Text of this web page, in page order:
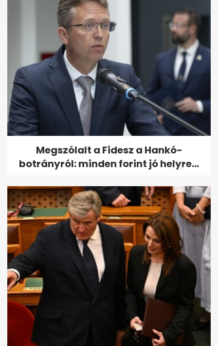
Megszólalt a Fidesz a Hankó-
botrányról: minden forint jó helyre...